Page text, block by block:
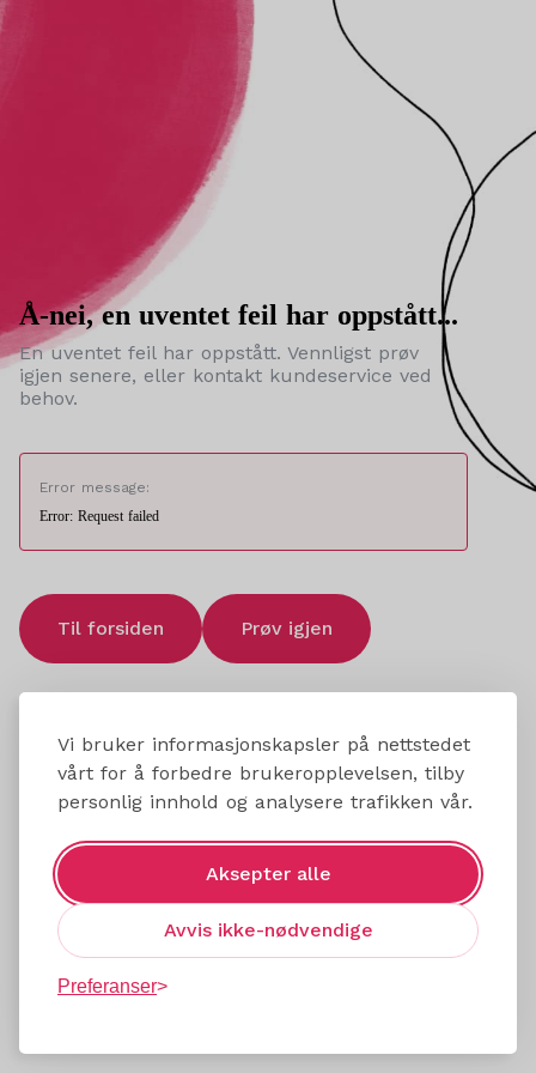
Vi bruker informasjonskapsler på nettstedet
vårt for å forbedre brukeropplevelsen, tilby
personlig innhold og analysere trafikken vår.
Aksepter alle
Avvis ikke-nødvendige
Preferanser
Å-nei, en uventet feil har oppstått...
En uventet feil har oppstått. Vennligst prøv
igjen senere, eller kontakt kundeservice ved
behov.
Error message:
Error: Request failed
Til forsiden Prøv igjen